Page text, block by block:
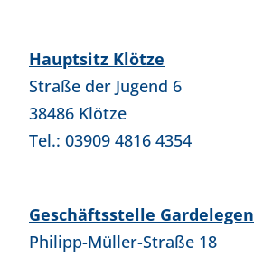
Hauptsitz Klötze
Straße der Jugend 6
38486 Klötze
Tel.: 03909 4816 4354
Geschäftsstelle Gardelegen
Philipp-Müller-Straße 18